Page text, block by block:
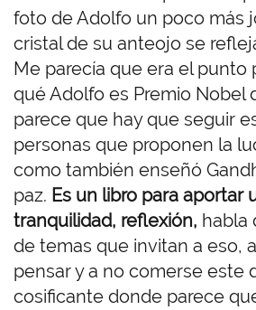
foto de Adolfo un poco más
cristal de su anteojo se
Me parecía que era el punto
qué Adolfo es Premio Nobel
parece que hay que seguir
personas que proponen la
como también enseñó
paz. Es un libro para aportar
tranquilidad, reflexión, habla
de temas que invitan a eso,
pensar y a no comerse este
cosificante donde parece